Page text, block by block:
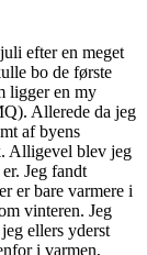
efter en meget
bo de første
ligger en my
Allerede da jeg
af byens
Alligevel blev jeg
Jeg fandt
er bare varmere i
vinteren. Jeg
ellers yderst
i varmen,